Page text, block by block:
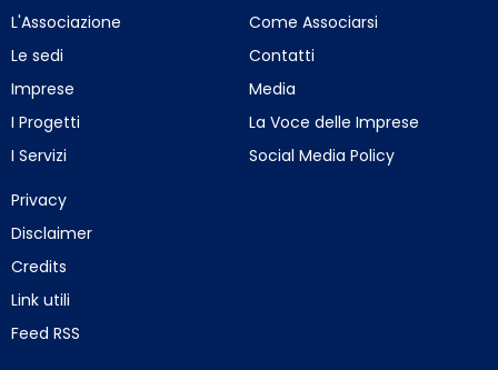
L'Associazione
Le sedi
Imprese
I Progetti
I Servizi
Come Associarsi
Contatti
Media
La Voce delle Imprese
Social Media Policy
Privacy
Disclaimer
Credits
Link utili
Feed RSS